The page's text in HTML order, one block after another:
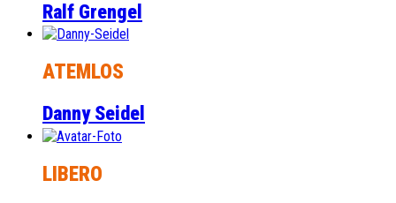
Ralf Grengel
ATEMLOS
Danny Seidel
LIBERO